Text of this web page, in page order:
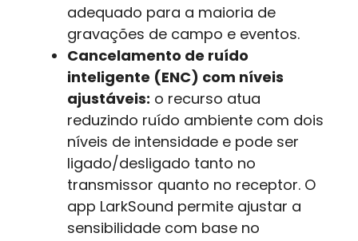
adequado para a maioria de
gravações de campo e eventos.
Cancelamento de ruído
inteligente (ENC) com níveis
ajustáveis: o recurso atua
reduzindo ruído ambiente com dois
níveis de intensidade e pode ser
ligado/desligado tanto no
transmissor quanto no receptor. O
app LarkSound permite ajustar a
sensibilidade com base no